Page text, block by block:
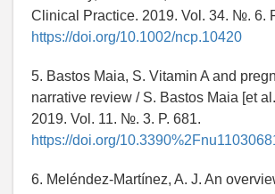
Clinical Practice. 2019. Vol. 34. №. 6.
https://doi.org/10.1002/ncp.10420
5. Bastos Maia, S. Vitamin A and
narrative review / S. Bastos Maia [et
2019. Vol. 11. №. 3. P. 681.
https://doi.org/
6. Meléndez-Martínez, A. J. An